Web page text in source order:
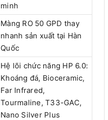
minh
Màng RO 50 GPD thay
nhanh sản xuất tại Hàn
Quốc
Hệ lõi chức năng HP 6.0:
Khoáng đá, Bioceramic,
Far Infrared,
Tourmaline, T33-GAC,
Nano Silver Plus